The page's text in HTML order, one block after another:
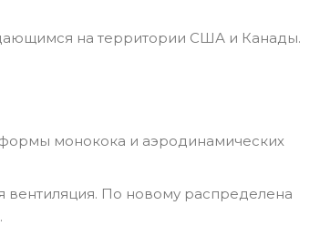
на территории США и Канады.
монокока и аэродинамических
вентиляция. По новому распределена